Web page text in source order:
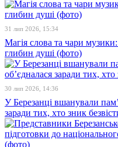
31 лип 2026, 15:34
Магія слова та чари
глибин душі (фото)
30 лип 2026, 14:36
У Березанці вшанували
заради тих, хто зник